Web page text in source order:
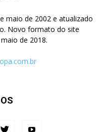
maio de 2002 e atualizado
Novo formato do site
de 2018.